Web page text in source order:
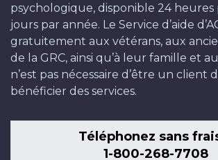
psychologique, disponible 24 heures
jours par année. Le Service d’aide
gratuitement aux vétérans, aux
de la GRC, ainsi qu’à leur famille et
n’est pas nécessaire d’être un client
bénéficier des services.
Téléphonez sans
1-800-268-7708